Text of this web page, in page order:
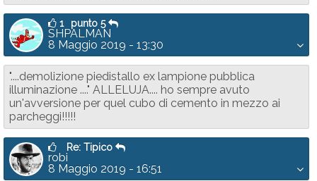
1 punto 5
SHPALMAN
8 Maggio 2019 - 13:30
"....demolizione piedistallo ex lampione pubblica
illuminazione ...." ALLELUJA.... ho sempre avuto
un'avversione per quel cubo di cemento in mezzo ai
parcheggi!!!!!
Re: Tipico
robi
8 Maggio 2019 - 16:51